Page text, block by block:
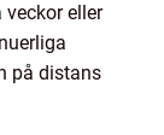
eller
på distans